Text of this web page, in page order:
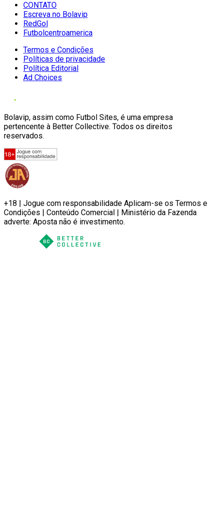
CONTATO
Escreva no Bolavip
RedGol
Futbolcentroamerica
Termos e Condições
Políticas de privacidade
Política Editorial
Ad Choices
Bolavip, assim como Futbol Sites, é uma empresa
pertencente à Better Collective. Todos os direitos
reservados.
+18 | Jogue com responsabilidade Aplicam-se os Termos e
Condições | Conteúdo Comercial | Ministério da Fazenda
adverte: Aposta não é investimento.